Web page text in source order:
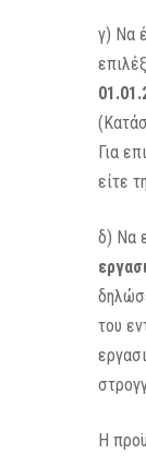
γ) Να
Για
είτε
δ) Να
του
Η